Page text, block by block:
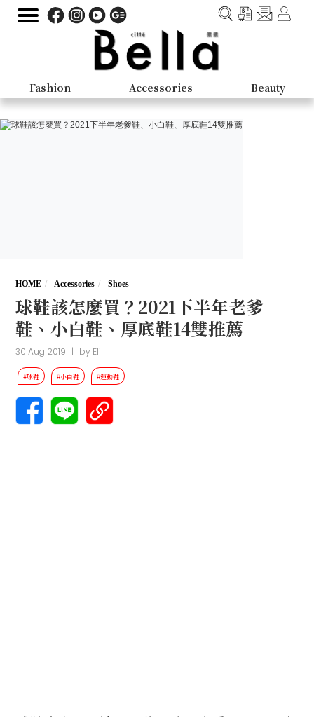
Fashion Accessories Beauty
HOME Accessories Shoes
球鞋該怎麼買？2021下半年老爹
鞋、小白鞋、厚底鞋14雙推薦
30 Aug 2019 | by Eli
#球鞋 #小白鞋 #運動鞋